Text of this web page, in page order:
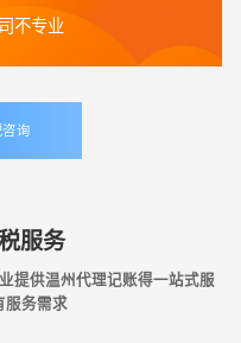
不专业
咨询
服务
提供温州代理记账得一站式服
服务需求